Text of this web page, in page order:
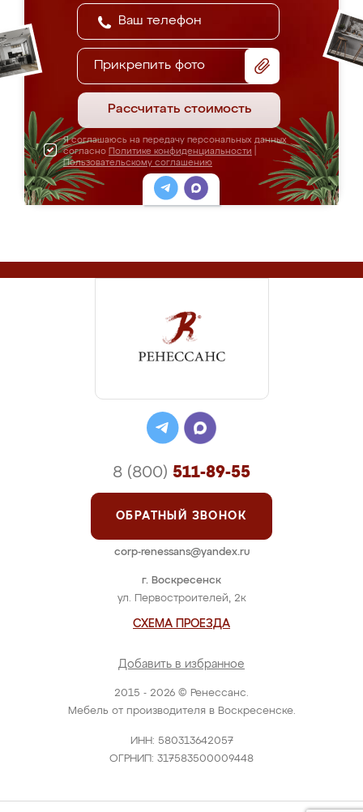
Прикрепить фото
Рассчитать стоимость
Я соглашаюсь на передачу персональных данных
согласно Политике конфиденциальности
Пользовательскому соглашению
2015 - 2026 © Ренессанс.
Мебель от производителя в Воскресенске.
ИНН: 580313642057
ОГРНИП: 317583500009448
г. Воскресенск
ул. Первостроителей, 2к
СХЕМА ПРОЕЗДА
Добавить в избранное
8 (800) 511-89-55
ОБРАТНЫЙ ЗВОНОК
corp-renessans@yandex.ru